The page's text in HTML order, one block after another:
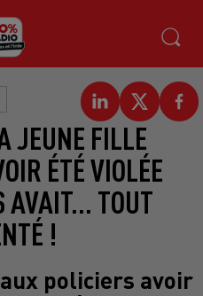
JEUNE FILLE
ÉTÉ VIOLÉE
AVAIT... TOUT
!
policiers avoir